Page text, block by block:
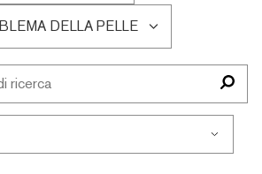
LE
RECENSIONI
PER
ETÀ
DELLA PELLE